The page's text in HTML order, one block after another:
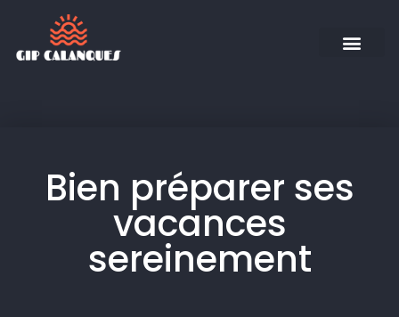
Bien préparer ses
vacances
sereinement